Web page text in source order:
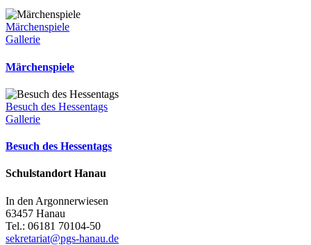
Märchenspiele
Gallerie
Märchenspiele
Besuch des Hessentags
Gallerie
Besuch des Hessentags
Schulstandort Hanau
In den Argonnerwiesen
63457 Hanau
Tel.: 06181 70104-50
sekretariat@pgs-hanau.de